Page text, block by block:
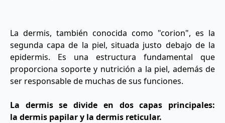
La dermis, también conocida como "corion", es la
segunda capa de la piel, situada justo debajo de la
epidermis. Es una estructura fundamental que
proporciona soporte y nutrición a la piel, además de
ser responsable de muchas de sus funciones.
La dermis se divide en dos capas principales:
la dermis papilar y la dermis reticular.